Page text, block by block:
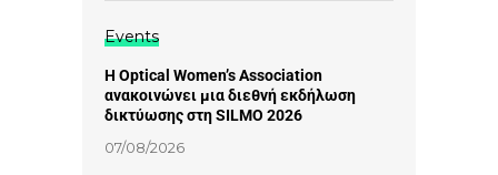
Events
Η Optical Women’s Association
ανακοινώνει μια διεθνή εκδήλωση
δικτύωσης στη SILMO 2026
07/08/2026